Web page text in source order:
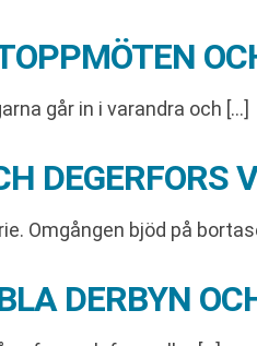
går in i varandra och […]
DEGERFORS
Omgången bjöd på
DERBYN